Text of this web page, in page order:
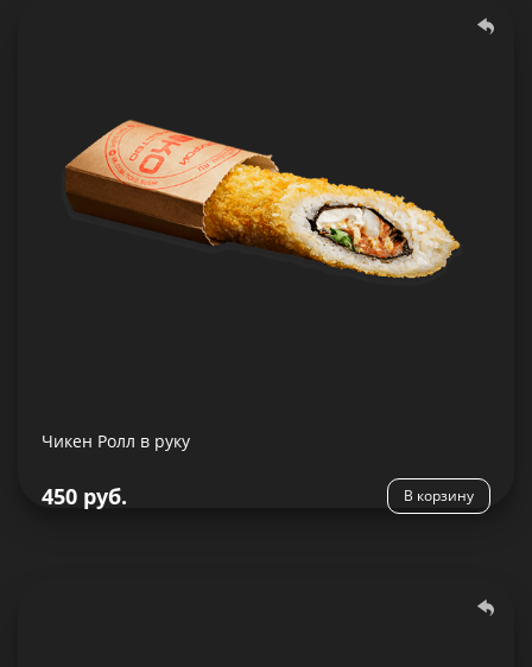
Чикен Ролл в руку
450 руб. В корзину
Рис, нори, куриное бедро, салат айсберг, томаты,
сливочный сыр, кляр, сухари панировочные, соус
Сладкий чили